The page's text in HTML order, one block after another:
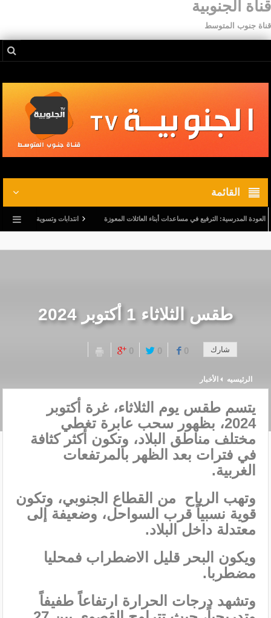
قناة الجنوبية
قناة جنوب المتوسط
القائمة
المدرسية: الترفيع في مساعدات أبناء العائلات المعوزة انتدابات وتسوية وضعيات.. وترفيع
طقس الثلاثاء 1 أكتوبر 2024
شارك 0
0
0
الرئيسيه الأخبار
يتسم طقس يوم الثلاثاء، غرة أكتوبر
2024، بظهور سحب عابرة تغطي
مختلف مناطق البلاد، وتكون أكثر كثافة
في فترات بعد الظهر بالمرتفعات
الغربية.
وتهب الرياح من القطاع الجنوبي، وتكون
قوية نسبياً قرب السواحل، وضعيفة إلى
معتدلة داخل البلاد.
ويكون البحر قليل الاضطراب فمحليا
مضطربا.
وتشهد درجات الحرارة ارتفاعاً طفيفاً